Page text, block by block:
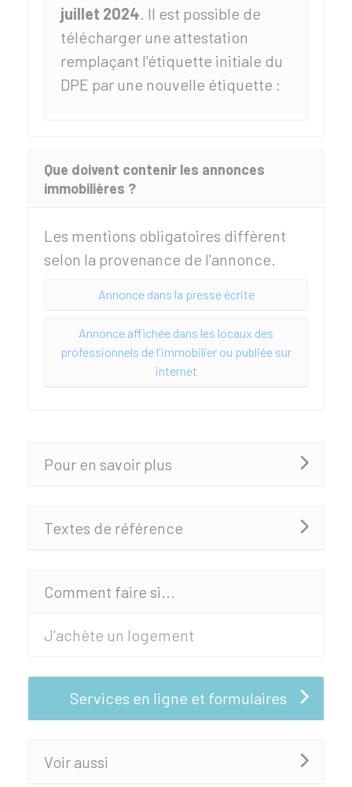
juillet 2024. Il est possible de
télécharger une attestation
remplaçant l'étiquette initiale du
DPE par une nouvelle étiquette :
Que doivent contenir les annonces
immobilières ?
Les mentions obligatoires diffèrent
selon la provenance de l'annonce.
Annonce dans la presse écrite
Annonce affichée dans les locaux des
professionnels de l'immobilier ou publiée sur
internet
Pour en savoir plus
Textes de référence
Comment faire si...
J'achète un logement
Services en ligne et formulaires
Voir aussi